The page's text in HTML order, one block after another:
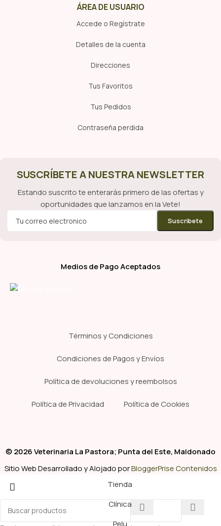
ÁREA DE USUARIO
Accede o Regístrate
Detalles de la cuenta
Direcciones
Tus Favoritos
Tus Pedidos
Contraseña perdida
SUSCRÍBETE A NUESTRA NEWSLETTER
Estando suscrito te enterarás primero de las ofertas y
oportunidades que lanzamos en la Vete!
Medios de Pago Aceptados
Términos y Condiciones
Condiciones de Pagos y Envíos
Política de devoluciones y reembolsos
Política de Privacidad Política de Cookies
© 2026 Veterinaria La Pastora; Punta del Este, Maldonado
Sitio Web Desarrollado y Alojado porBloggerPrise Contenidos
Tienda
Clínica